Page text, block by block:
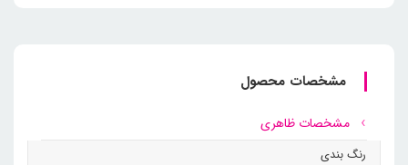
مشخصات محصول
مشخصات ظاهری
رنگ بندی